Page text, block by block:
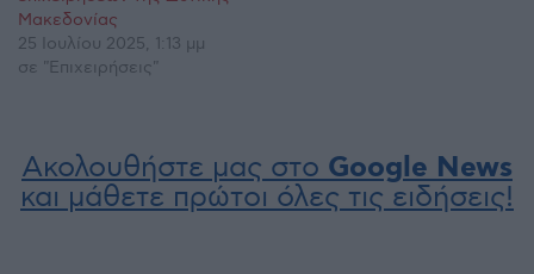
Μακεδονίας
25 Ιουλίου 2025, 1:13 μμ
σε "Επιχειρήσεις"
Ακολουθήστε μας στο Google News
και μάθετε πρώτοι όλες τις ειδήσεις!